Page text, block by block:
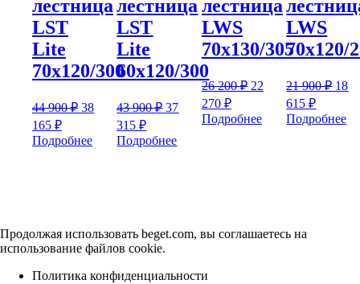
лестница
LST
Lite
70х120/300
44 900₽ Первоначальная
составляла
44
38
165 ₽Текущая
цена:
38
Подробнее
лестница
LST
Lite
60х120/300
43 900₽ Первоначальная
43
37
315₽Текущая
цена:
37
Подробнее
лестница
LWS
70х130/305
26 200₽ Первоначальная
составляла
26
22
270 ₽Текущая
цена:
22
Подробнее
LWS
70х120/
21 900₽
21
18
615₽
цена:
18
Подробнее
Продолжая использовать beget.com, вы соглашаетесь на
использование файлов cookie.
Политика конфиденциальности